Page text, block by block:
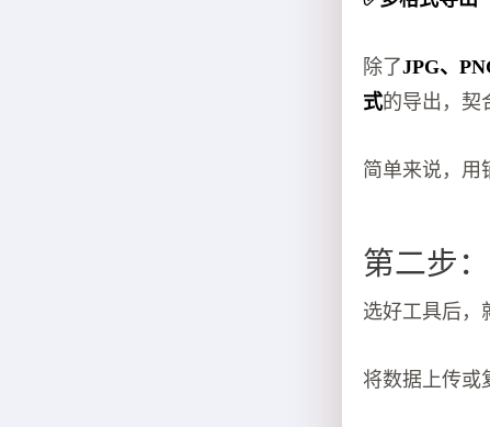
除了JPG、
式的导出，契
简单来说，用
第二步
选好工具后，
将数据上传或